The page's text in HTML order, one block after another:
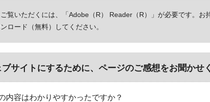
覧いただくには、「Adobe（R） Reader（R）」が必要です。お
ロード（無料）してください。
サイトにするために、ページのご感想をお聞かせ
内容はわかりやすかったですか？